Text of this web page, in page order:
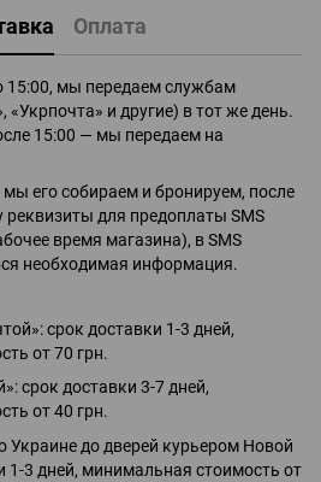
Оплата
мы передаем службам
«Укрпочта» и другие) в тот же день.
15:00 — мы передаем на
его собираем и бронируем, после
реквизиты для предоплаты SMS
время магазина), в SMS
необходимая информация.
срок доставки 1-3 дней,
от 70 грн.
срок доставки 3-7 дней,
от 40 грн.
Украине до дверей курьером Новой
1-3 дней, минимальная стоимость от